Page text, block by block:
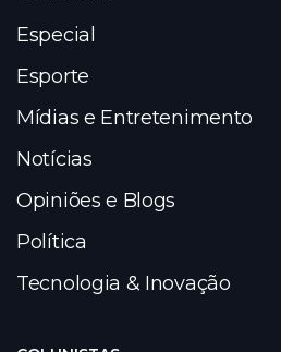
Especial
Esporte
Mídias e Entretenimento
Notícias
Opiniões e Blogs
Política
Tecnologia & Inovação